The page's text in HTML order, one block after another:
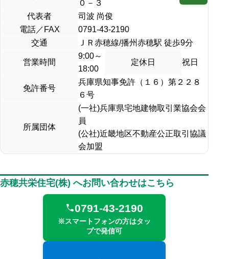
０－３
代表者
司波 尚俊
電話／FAX
0791-43-2190
交通
ＪＲ赤穂線/播州赤穂駅 徒歩9分
営業時間
9:00～
18:00
定休日 祝日
免許番号
兵庫県知事免許（１６）第２２８
６号
所属団体
(一社)兵庫県宅地建物取引業協会会
員
(公社)近畿地区不動産公正取引協議
会加盟
赤穂共栄住宅(株) へお問い合わせはこちら
0791-43-2190
※スマートフォンの方はタッ
プで発信可